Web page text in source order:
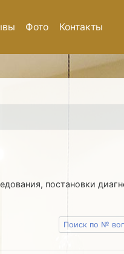
Фото Контакты
постановки